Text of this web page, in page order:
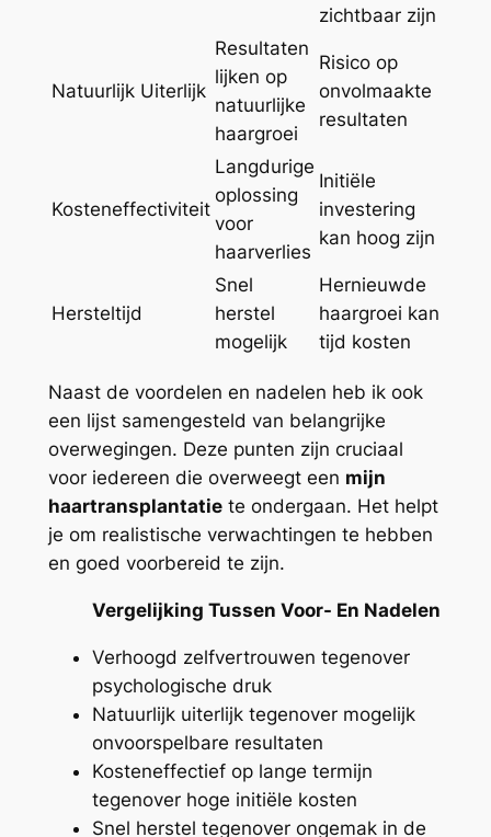
zichtbaar zijn
Natuurlijk Uiterlijk
Resultaten
lijken op
natuurlijke
haargroei
Risico op
onvolmaakte
resultaten
Kosteneffectiviteit
Langdurige
oplossing
voor
haarverlies
Initiële
investering
kan hoog zijn
Hersteltijd
Snel
herstel
mogelijk
Hernieuwde
haargroei kan
tijd kosten
Naast de voordelen en nadelen heb ik ook
een lijst samengesteld van belangrijke
overwegingen. Deze punten zijn cruciaal
voor iedereen die overweegt een mijn
haartransplantatiete ondergaan. Het helpt
je om realistische verwachtingen te hebben
en goed voorbereid te zijn.
Vergelijking Tussen Voor- En Nadelen
Verhoogd zelfvertrouwen tegenover
psychologische druk
Natuurlijk uiterlijk tegenover mogelijk
onvoorspelbare resultaten
Kosteneffectief op lange termijn
tegenover hoge initiële kosten
Snel herstel tegenover ongemak in de